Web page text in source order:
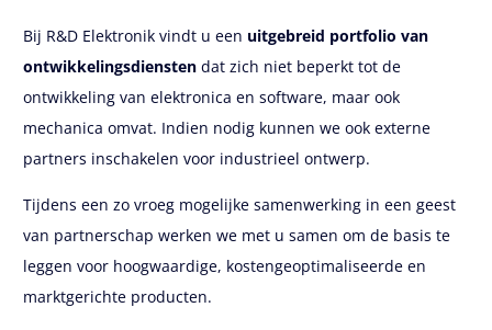
Bij R&D Elektronik vindt u een uitgebreid portfolio van
ontwikkelingsdiensten dat zich niet beperkt tot de
ontwikkeling van elektronica en software, maar ook
mechanica omvat. Indien nodig kunnen we ook externe
partners inschakelen voor industrieel ontwerp.
Tijdens een zo vroeg mogelijke samenwerking in een geest
van partnerschap werken we met u samen om de basis te
leggen voor hoogwaardige, kostengeoptimaliseerde en
marktgerichte producten.